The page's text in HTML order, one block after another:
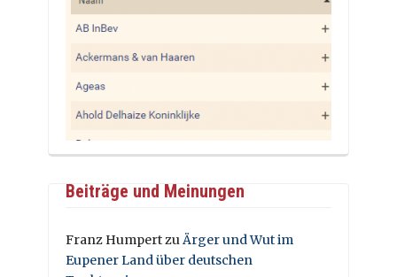
Beiträge und Meinungen
Franz HumpertzuÄrger und Wut im
Eupener Land über deutschen